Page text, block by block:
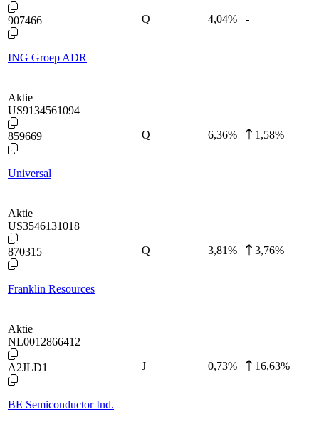
907466
ING Groep ADR
Q 4,04% -
Aktie
US9134561094
859669
Universal
Q 6,36% 1,58%
Aktie
US3546131018
870315
Franklin Resources
Q 3,81% 3,76%
Aktie
NL0012866412
A2JLD1
BE Semiconductor Ind.
J 0,73% 16,63%